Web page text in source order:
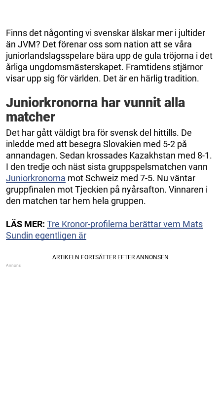
Finns det någonting vi svenskar älskar mer i jultider
än JVM? Det förenar oss som nation att se våra
juniorlandslagsspelare bära upp de gula tröjorna i det
årliga ungdomsmästerskapet. Framtidens stjärnor
visar upp sig för världen. Det är en härlig tradition.
Juniorkronorna har vunnit alla
matcher
Det har gått väldigt bra för svensk del hittills. De
inledde med att besegra Slovakien med 5-2 på
annandagen. Sedan krossades Kazakhstan med 8-1.
I den tredje och näst sista gruppspelsmatchen vann
Juniorkronorna mot Schweiz med 7-5. Nu väntar
gruppfinalen mot Tjeckien på nyårsafton. Vinnaren i
den matchen tar hem hela gruppen.
LÄS MER: Tre Kronor-profilerna berättar vem Mats
Sundin egentligen är